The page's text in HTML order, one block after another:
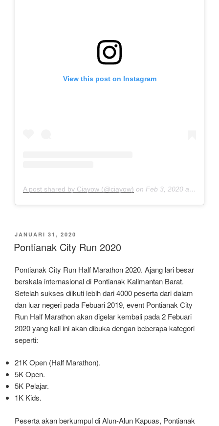
View this post on Instagram
A post shared by Ciayow (@ciayow) on Feb 3, 2020 at 7:56pm PST
DIPOSKAN
PADA
JANUARI 31, 2020
Pontianak City Run 2020
Pontianak City Run Half Marathon 2020. Ajang lari besar
berskala internasional di Pontianak Kalimantan Barat.
Setelah sukses diikuti lebih dari 4000 peserta dari dalam
dan luar negeri pada Febuari 2019, event Pontianak City
Run Half Marathon akan digelar kembali pada 2 Febuari
2020 yang kali ini akan dibuka dengan beberapa kategori
seperti:
21K Open (Half Marathon).
5K Open.
5K Pelajar.
1K Kids.
Peserta akan berkumpul di Alun-Alun Kapuas, Pontianak